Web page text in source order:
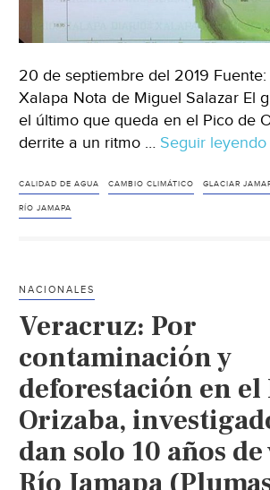
20 de septiembre del 2019
Xalapa Nota de Miguel Salazar El
el último que queda en el Pico de
derrite a un ritmo … Seguir leyendo
CALIDAD DE AGUA CAMBIO CLIMÁTICO GLACIAR
RÍO JAMAPA
NACIONALES
Veracruz: Por
contaminación y
deforestación en el
Orizaba,
dan solo 10 años